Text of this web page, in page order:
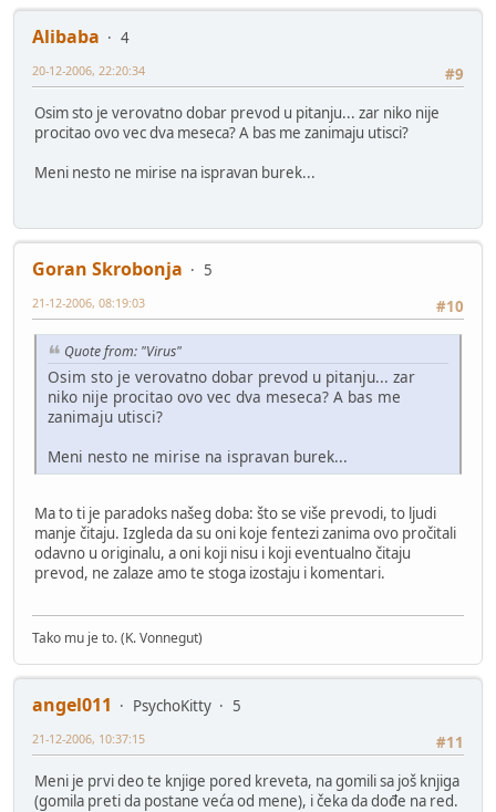
Alibaba
4
#9
20-12-2006, 22:20:34
Osim sto je verovatno dobar prevod u pitanju... zar niko nije
procitao ovo vec dva meseca? A bas me zanimaju utisci?
Meni nesto ne mirise na ispravan burek...
Goran Skrobonja
5
#10
21-12-2006, 08:19:03
Quote from: "Virus"
Osim sto je verovatno dobar prevod u pitanju... zar
niko nije procitao ovo vec dva meseca? A bas me
zanimaju utisci?
Meni nesto ne mirise na ispravan burek...
Ma to ti je paradoks našeg doba: što se više prevodi, to ljudi
manje čitaju. Izgleda da su oni koje fentezi zanima ovo pročitali
odavno u originalu, a oni koji nisu i koji eventualno čitaju
prevod, ne zalaze amo te stoga izostaju i komentari.
Tako mu je to. (K. Vonnegut)
angel011 PsychoKitty
5
#11
21-12-2006, 10:37:15
Meni je prvi deo te knjige pored kreveta, na gomili sa još knjiga
(gomila preti da postane veća od mene), i čeka da dođe na red.